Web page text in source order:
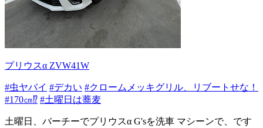
プリウスα ZVW41W
#虫ヤバイ #デカい #クロームメッキグリル、リブートせな！
#170㎝⁉︎ #土曜日は蕎麦
土曜日、バーチーでプリウスα G'sを洗車 マシーンで、です